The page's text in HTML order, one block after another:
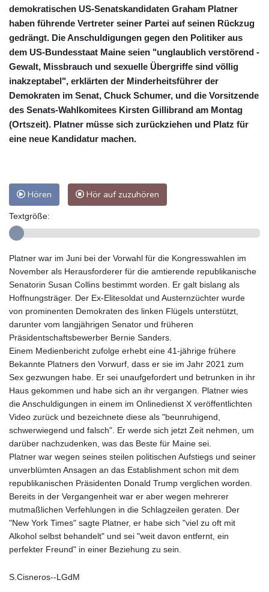
demokratischen US-Senatskandidaten Graham Platner
haben führende Vertreter seiner Partei auf seinen Rückzug
gedrängt. Die Anschuldigungen gegen den Politiker aus
dem US-Bundesstaat Maine seien "unglaublich verstörend -
Gewalt, Missbrauch und sexuelle Übergriffe sind völlig
inakzeptabel", erklärten der Minderheitsführer der
Demokraten im Senat, Chuck Schumer, und die Vorsitzende
des Senats-Wahlkomitees Kirsten Gillibrand am Montag
(Ortszeit). Platner müsse sich zurückziehen und Platz für
eine neue Kandidatur machen.
Hören Hör auf zuzuhören
Textgröße:
Platner war im Juni bei der Vorwahl für die Kongresswahlen im
November als Herausforderer für die amtierende republikanische
Senatorin Susan Collins bestimmt worden. Er galt bislang als
Hoffnungsträger. Der Ex-Elitesoldat und Austernzüchter wurde
von prominenten Demokraten des linken Flügels unterstützt,
darunter vom langjährigen Senator und früheren
Präsidentschaftsbewerber Bernie Sanders.
Einem Medienbericht zufolge erhebt eine 41-jährige frühere
Bekannte Platners den Vorwurf, dass er sie im Jahr 2021 zum
Sex gezwungen habe. Er sei unaufgefordert und betrunken in ihr
Haus gekommen und habe sich an ihr vergangen. Platner wies
die Anschuldigungen in einem im Onlinedienst X veröffentlichten
Video zurück und bezeichnete diese als "beunruhigend,
schwerwiegend und falsch". Er werde sich jetzt Zeit nehmen, um
darüber nachzudenken, was das Beste für Maine sei.
Platner war wegen seines steilen politischen Aufstiegs und seiner
unverblümten Ansagen an das Establishment schon mit dem
republikanischen Präsidenten Donald Trump verglichen worden.
Bereits in der Vergangenheit war er aber wegen mehrerer
mutmaßlichen Verfehlungen in die Schlagzeilen geraten. Der
"New York Times" sagte Platner, er habe sich "viel zu oft mit
Alkohol selbst behandelt" und sei "weit davon entfernt, ein
perfekter Freund" in einer Beziehung zu sein.
S.Cisneros--LGdM